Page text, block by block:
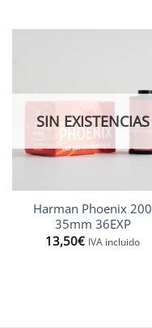
SIN EXISTENCIAS
Harman Phoenix 200
35mm 36EXP
13,50€ IVA incluido